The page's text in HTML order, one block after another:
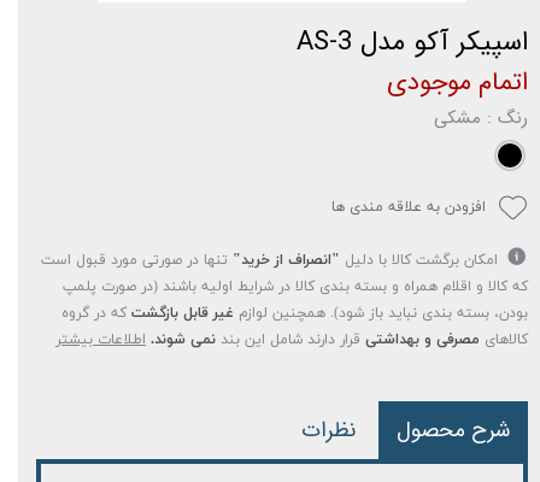
اسپیکر آکو مدل AS-3
اتمام موجودی
رنگ : مشکی
افزودن به علاقه مندی ها
امکان برگشت کالا با دلیل "انصراف از خرید" تنها در صورتی مورد قبول است
که کالا و اقلام همراه و بسته بندی کالا در شرایط اولیه باشند (در صورت پلمپ
بودن، بسته بندی نباید باز شود). همچنین لوازم غیر قابل بازگشت که در گروه
کالاهای مصرفی و بهداشتی قرار دارند شامل این بند نمی شوند. اطلاعات بیشتر
شرح محصول نظرات